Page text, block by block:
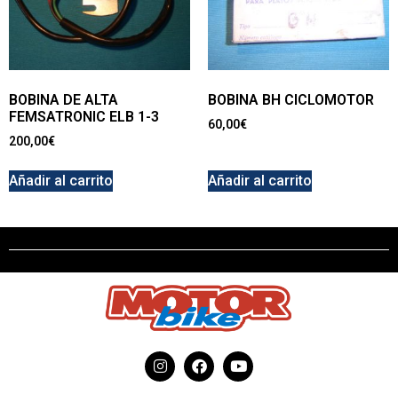
BOBINA DE ALTA
FEMSATRONIC ELB 1-3
200,00€
Añadir al carrito
BOBINA BH CICLOMOTOR
60,00€
Añadir al carrito